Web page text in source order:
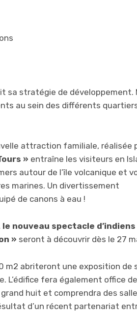
sa stratégie de développement.
au sein des différents
attraction familiale, réalisée
» entraîne les visiteurs en
autour de l’île volcanique et
marines. Un divertissement
de canons à eau !
le nouveau spectacle d’indiens
» seront à découvrir dès le 27
m2 abriteront une exposition de
L’édifice fera également office
huit et comprendra des
d’un récent partenariat